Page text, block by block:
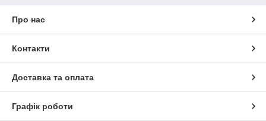
Про нас
Контакти
Доставка та оплата
Графік роботи